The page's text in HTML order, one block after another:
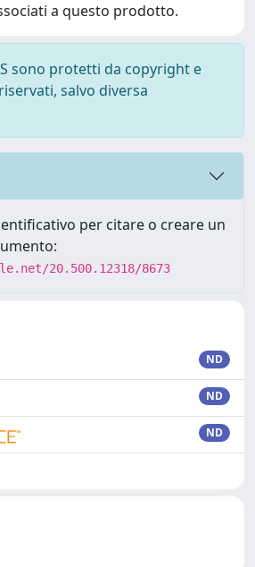
a questo prodotto.
sono protetti da copyright e
salvo diversa
per citare o creare un
20.500.12318/8673
ND
ND
ND